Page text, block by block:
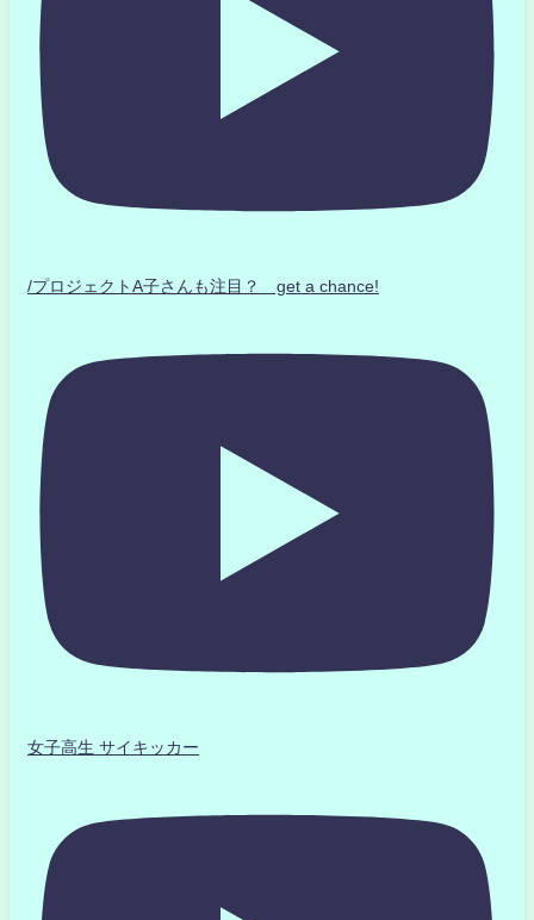
/プロジェクトA子さんも注目？ get a chance!
女子高生 サイキッカー